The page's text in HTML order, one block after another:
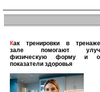
Как тренировки в тренажерном
зале помогают
физическую форму и
показатели здоровья